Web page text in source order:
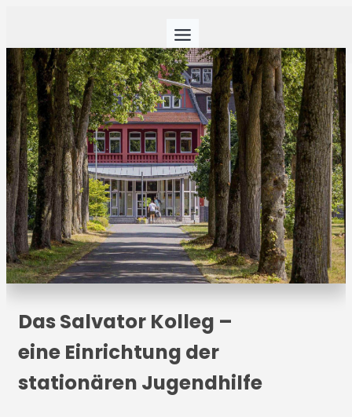
Das Salvator Kolleg –
eine Einrichtung der
stationären Jugendhilfe